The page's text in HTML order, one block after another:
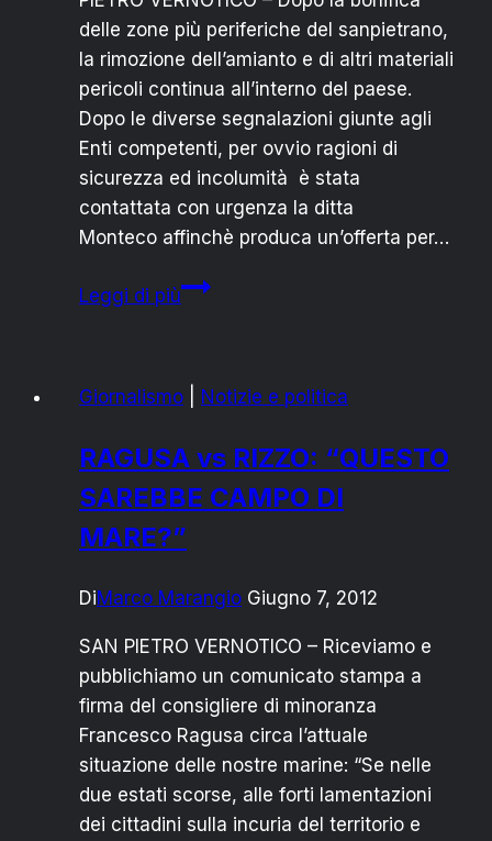
delle zone più periferiche del sanpietrano,
la rimozione dell’amianto e di altri materiali
pericoli continua all’interno del paese.
Dopo le diverse segnalazioni giunte agli
Enti competenti, per ovvio ragioni di
sicurezza ed incolumità è stata
contattata con urgenza la ditta
Monteco affinchè produca un’offerta per…
Leggi di piùSAN
LA
ALL’AMIANTO
Giornalismo Notizie e politica
RAGUSA vs RIZZO: “QUESTO
SAREBBE CAMPO DI
MARE?”
DiMarco Marangio Giugno 7, 2012
SAN PIETRO VERNOTICO – Riceviamo e
pubblichiamo un comunicato stampa a
firma del consigliere di minoranza
Francesco Ragusa circa l’attuale
situazione delle nostre marine: “Se nelle
due estati scorse, alle forti lamentazioni
dei cittadini sulla incuria del territorio e